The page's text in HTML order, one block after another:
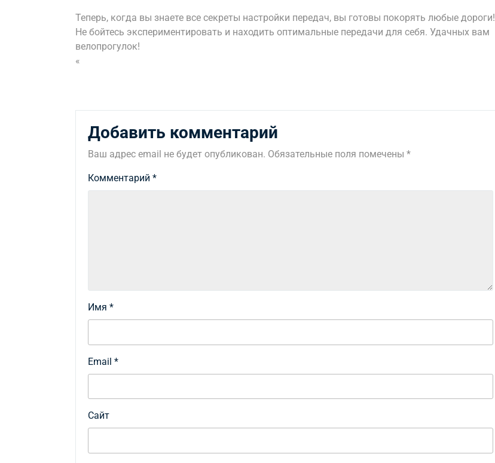
Теперь, когда вы знаете все секреты настройки передач, вы готовы покорять любые дороги!
Не бойтесь экспериментировать и находить оптимальные передачи для себя. Удачных вам
велопрогулок!
«
Добавить комментарий
Ваш адрес email не будет опубликован. Обязательные поля помечены *
Комментарий *
Имя *
Email *
Сайт